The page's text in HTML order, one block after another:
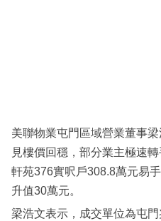
美聯物業屯門區域營業董事
見樓價回穩，部分業主極速
軒苑376實呎戶308.8萬元易
升值30萬元。
梁浩文表示，成交單位為屯